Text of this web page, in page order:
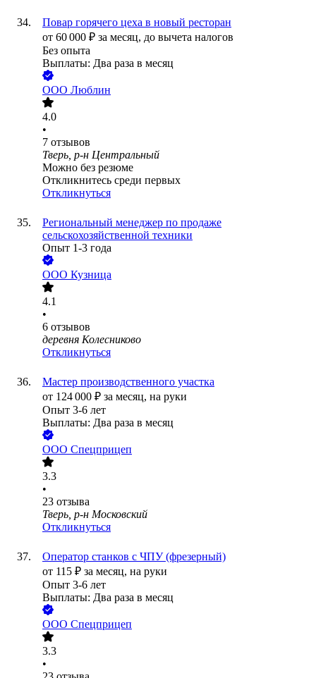
Повар горячего цеха в новый ресторан
от 60 000 ₽ за месяц, до вычета налогов
Без опыта
Выплаты: Два раза в месяц
ООО Люблин
4.0
•
7 отзывов
Тверь, р-н Центральный
Можно без резюме
Откликнитесь среди первых
Откликнуться
Региональный менеджер по продаже
сельскохозяйственной техники
Опыт 1-3 года
ООО Кузница
4.1
•
6 отзывов
деревня Колесниково
Откликнуться
Мастер производственного участка
от 124 000 ₽ за месяц, на руки
Опыт 3-6 лет
Выплаты: Два раза в месяц
ООО Спецприцеп
3.3
•
23 отзыва
Тверь, р-н Московский
Откликнуться
Оператор станков с ЧПУ (фрезерный)
от 115 ₽ за месяц, на руки
Опыт 3-6 лет
Выплаты: Два раза в месяц
ООО Спецприцеп
3.3
•